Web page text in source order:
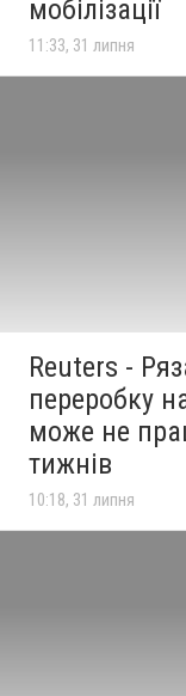
мобілізації
11:33, 31 липня
Reuters -
переробку
може не
тижнів
10:18, 31 липня